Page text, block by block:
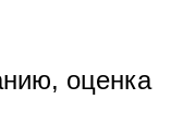
оценка